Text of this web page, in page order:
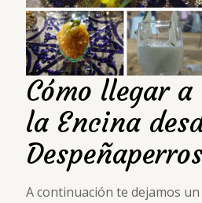
Cómo llegar a
la Encina
A continuación te dejamos